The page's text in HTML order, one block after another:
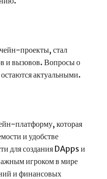
проекты, стал
и вызовов. Вопросы о
актуальными.
платформу, которая
и удобстве
для создания DApps и
игроком в мире
и финансовых